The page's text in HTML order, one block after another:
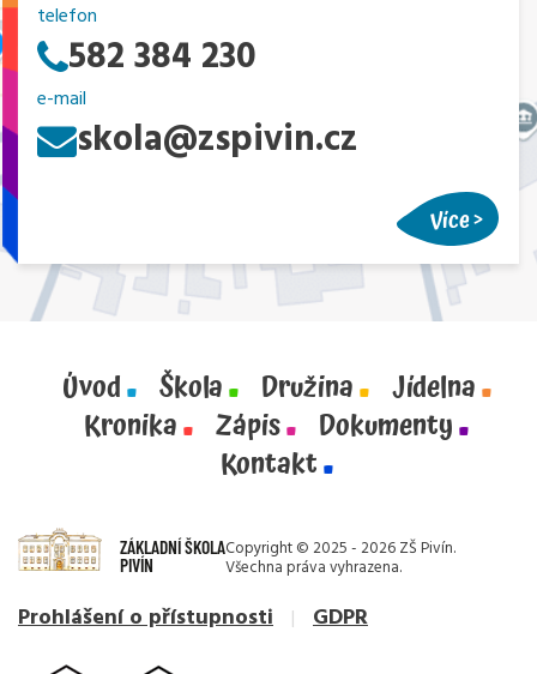
telefon
582 384 230
e-mail
skola@zspivin.cz
Více
Úvod Škola Družina
Jídelna
Kronika
Zápis
Dokumenty
Kontakt
ZÁKLADNÍ ŠKOLA
PIVÍN
Copyright © 2025 - 2026 ZŠ Pivín.
Všechna práva vyhrazena.
Prohlášení o přístupnosti GDPR